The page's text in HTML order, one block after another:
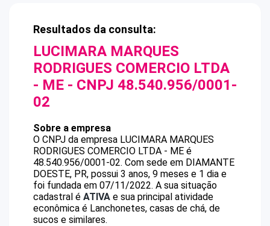
Resultados da consulta:
LUCIMARA MARQUES
RODRIGUES COMERCIO LTDA
- ME - CNPJ 48.540.956/0001-
02
Sobre a empresa
O CNPJ da empresa LUCIMARA MARQUES
RODRIGUES COMERCIO LTDA - ME é
48.540.956/0001-02. Com sede em DIAMANTE
DOESTE, PR, possui 3 anos, 9 meses e 1 dia e
foi fundada em 07/11/2022. A sua situação
cadastral é ATIVA e sua principal atividade
econômica é Lanchonetes, casas de chá, de
sucos e similares.